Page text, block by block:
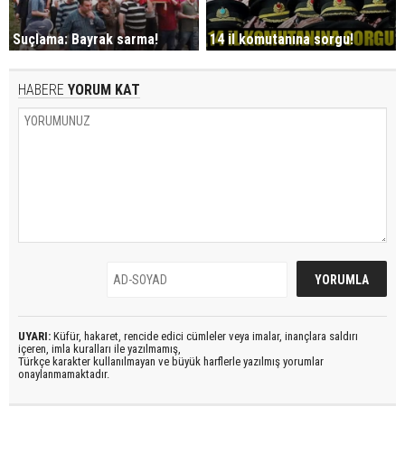
Suçlama: Bayrak sarma! 14 il komutanına sorgu!
HABERE YORUM KAT
UYARI: Küfür, hakaret, rencide edici cümleler veya imalar, inançlara saldırı
içeren, imla kuralları ile yazılmamış,
Türkçe karakter kullanılmayan ve büyük harflerle yazılmış yorumlar
onaylanmamaktadır.